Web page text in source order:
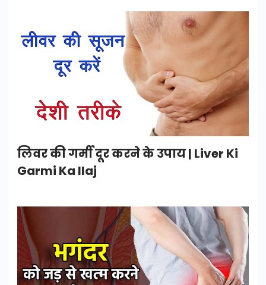
लिवर की गर्मी दूर करने के उपाय | Liver Ki
Garmi Ka Ilaj